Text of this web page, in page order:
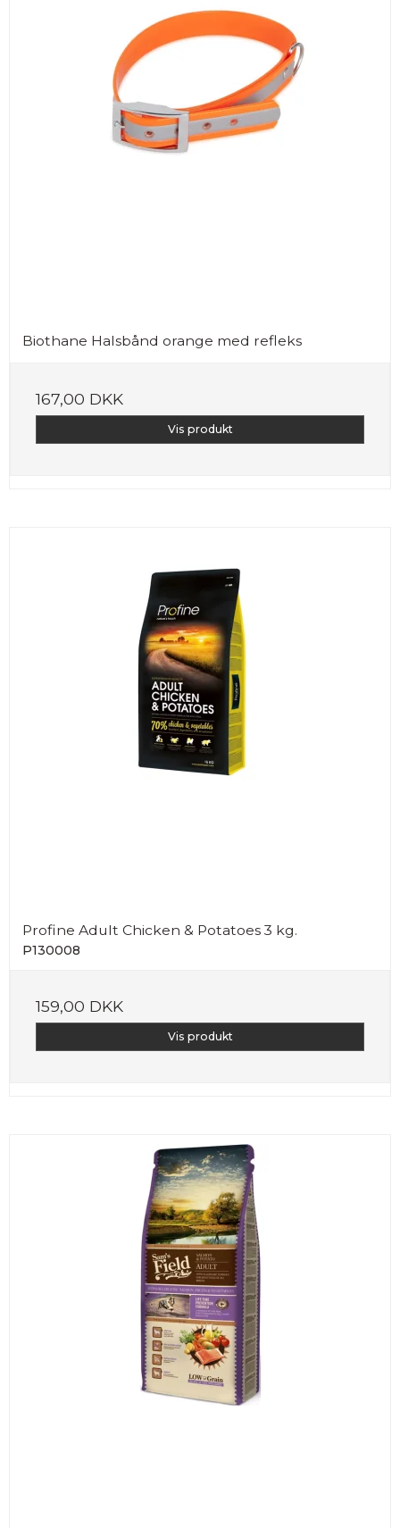
Biothane Halsbånd orange med refleks
167,00 DKK
Vis produkt
Profine Adult Chicken & Potatoes 3 kg.
P130008
159,00 DKK
Vis produkt